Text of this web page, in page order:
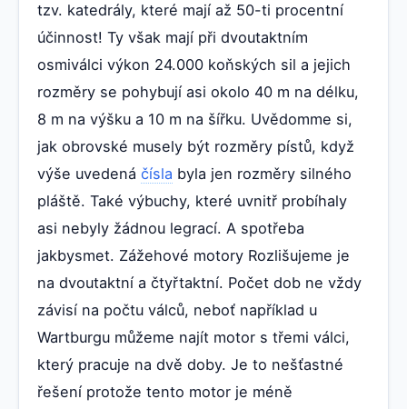
tzv. katedrály, které mají až 50-ti procentní
účinnost! Ty však mají při dvoutaktním
osmiválci výkon 24.000 koňských sil a jejich
rozměry se pohybují asi okolo 40 m na délku,
8 m na výšku a 10 m na šířku. Uvědomme si,
jak obrovské musely být rozměry pístů, když
výše uvedená čísla byla jen rozměry silného
pláště. Také výbuchy, které uvnitř probíhaly
asi nebyly žádnou legrací. A spotřeba
jakbysmet. Zážehové motory Rozlišujeme je
na dvoutaktní a čtyřtaktní. Počet dob ne vždy
závisí na počtu válců, neboť například u
Wartburgu můžeme najít motor s třemi válci,
který pracuje na dvě doby. Je to nešťastné
řešení protože tento motor je méně